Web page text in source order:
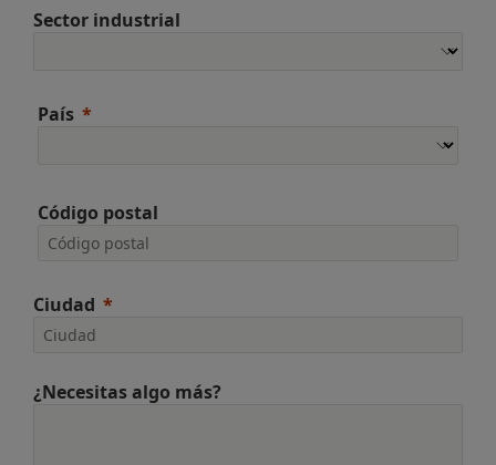
Sector industrial
País
Código postal
Ciudad
¿Necesitas algo más?